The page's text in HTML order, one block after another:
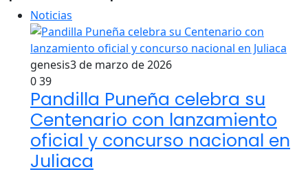
Noticias
genesis3 de marzo de 2026
039
Pandilla Puneña celebra su
Centenario con lanzamiento
oficial y concurso nacional en
Juliaca